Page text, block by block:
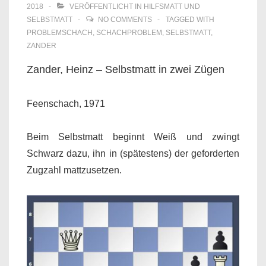
2018
VERÖFFENTLICHT IN HILFSMATT UND
SELBSTMATT
NO COMMENTS
TAGGED WITH
PROBLEMSCHACH , SCHACHPROBLEM , SELBSTMATT,
ZANDER
Zander, Heinz – Selbstmatt in zwei Zügen
Feenschach, 1971
Beim Selbstmatt beginnt Weiß und zwingt
Schwarz dazu, ihn in (spätestens) der geforderten
Zugzahl mattzusetzen.